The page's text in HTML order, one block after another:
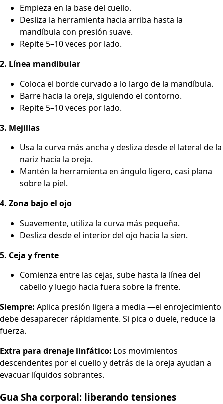
Empieza en la base del cuello.
Desliza la herramienta hacia arriba hasta la
mandíbula con presión suave.
Repite 5–10 veces por lado.
2. Línea mandibular
Coloca el borde curvado a lo largo de la mandíbula.
Barre hacia la oreja, siguiendo el contorno.
Repite 5–10 veces por lado.
3. Mejillas
Usa la curva más ancha y desliza desde el lateral de la
nariz hacia la oreja.
Mantén la herramienta en ángulo ligero, casi plana
sobre la piel.
4. Zona bajo el ojo
Suavemente, utiliza la curva más pequeña.
Desliza desde el interior del ojo hacia la sien.
5. Ceja y frente
Comienza entre las cejas, sube hasta la línea del
cabello y luego hacia fuera sobre la frente.
Siempre: Aplica presión ligera a media —el enrojecimiento
debe desaparecer rápidamente. Si pica o duele, reduce la
fuerza.
Extra para drenaje linfático: Los movimientos
descendentes por el cuello y detrás de la oreja ayudan a
evacuar líquidos sobrantes.
Gua Sha corporal: liberando tensiones